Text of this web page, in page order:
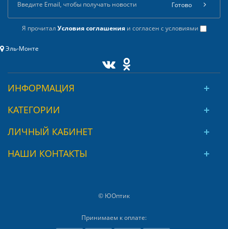
Я прочитал Условия соглашенияи согласен с условиями
Готово
Эль-Монте
ИНФОРМАЦИЯ
КАТЕГОРИИ
ЛИЧНЫЙ КАБИНЕТ
НАШИ КОНТАКТЫ
© ЮОптик
Принимаем к оплате: